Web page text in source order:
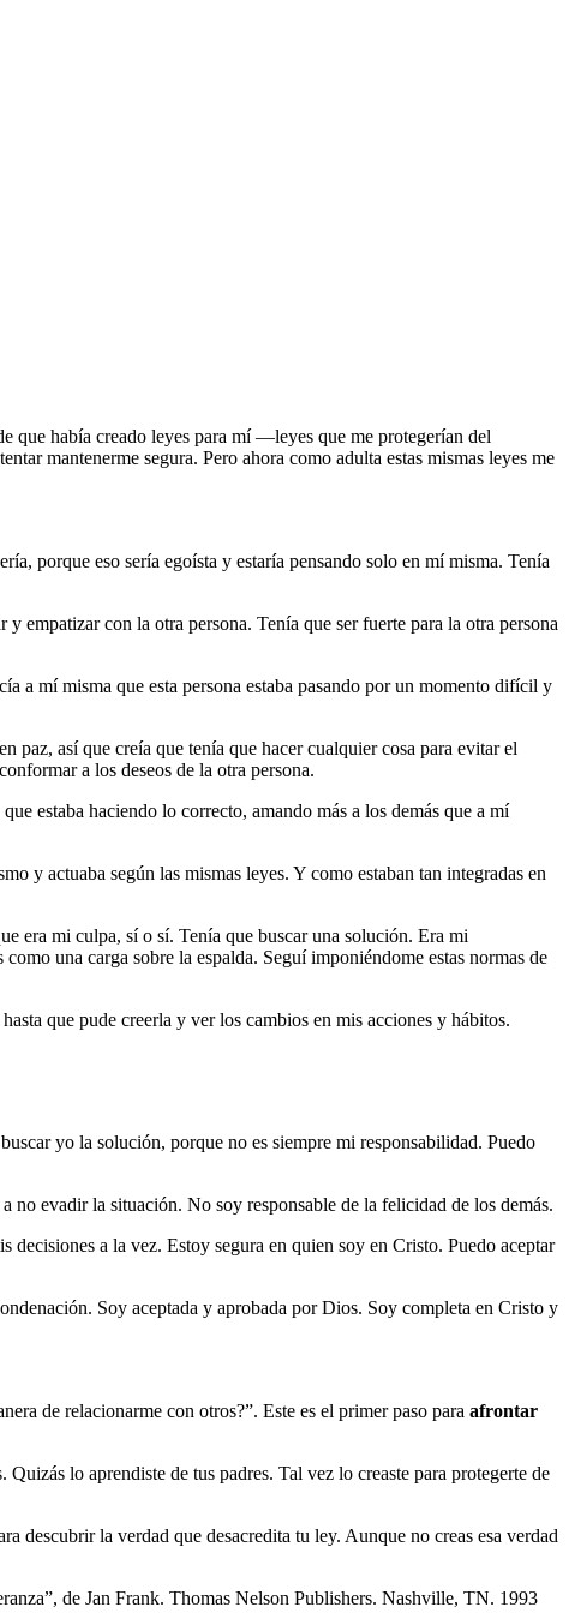
que había creado leyes para mí —leyes que me protegerían del
mantenerme segura. Pero ahora como adulta estas mismas leyes me
porque eso sería egoísta y estaría pensando solo en mí misma. Tenía
empatizar con la otra persona. Tenía que ser fuerte para la otra persona
a mí misma que esta persona estaba pasando por un momento difícil y
así que creía que tenía que hacer cualquier cosa para evitar el
a los deseos de la otra persona.
estaba haciendo lo correcto, amando más a los demás que a mí
y actuaba según las mismas leyes. Y como estaban tan integradas en
era mi culpa, sí o sí. Tenía que buscar una solución. Era mi
una carga sobre la espalda. Seguí imponiéndome estas normas de
que pude creerla y ver los cambios en mis acciones y hábitos.
yo la solución, porque no es siempre mi responsabilidad. Puedo
no evadir la situación. No soy responsable de la felicidad de los demás.
a la vez. Estoy segura en quien soy en Cristo. Puedo aceptar
Soy aceptada y aprobada por Dios. Soy completa en Cristo y
de relacionarme con otros?”. Este es el primer paso para afrontar
lo aprendiste de tus padres. Tal vez lo creaste para protegerte de
descubrir la verdad que desacredita tu ley. Aunque no creas esa verdad
de Jan Frank. Thomas Nelson Publishers. Nashville, TN. 1993